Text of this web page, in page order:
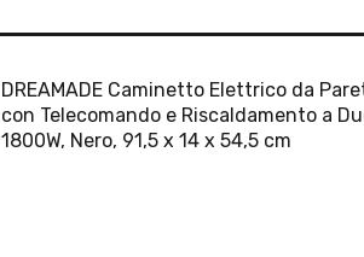
DREAMADE Caminetto Elettrico da
con Telecomando e Riscaldamento a
1800W, Nero, 91,5 x 14 x 54,5 cm